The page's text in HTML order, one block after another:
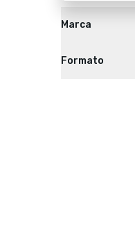
Marca
Formato